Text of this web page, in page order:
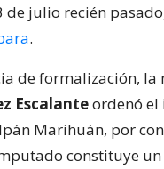
de julio recién
.
de formalización, la
Escalanteordenó el
Marihuán, por
constituye